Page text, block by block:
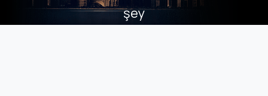
şey